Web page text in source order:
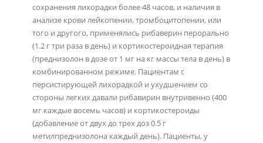
сохранения лихорадки более 48 часов, и наличия в
анализе крови лейкопении, тромбоцитопении, или
того и другого, применялись рибаверин перорально
(1.2 г три раза в день) и кортикостероидная терапия
(преднизолон в дозе от 1 мг на кг массы тела в день) в
комбинированном режиме. Пациентам с
персистирующей лихорадкой и ухудшением со
стороны легких давали рибавирин внутривенно (400
мг каждые восемь часов) и кортикостероиды
(добавление от двух до трех доз 0.5 г
метилпреднизолона каждый день). Пациенты, у